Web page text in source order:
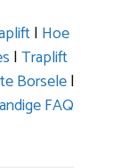
| Hoe
|Traplift
Borsele|
FAQ